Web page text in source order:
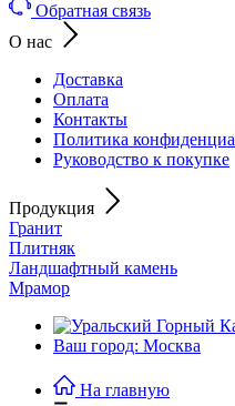
Обратная связь
О нас
Доставка
Оплата
Контакты
Политика
Руководство к покупке
Продукция
Гранит
Плитняк
Ландшафтный камень
Мрамор
Ваш город: Москва
На главную